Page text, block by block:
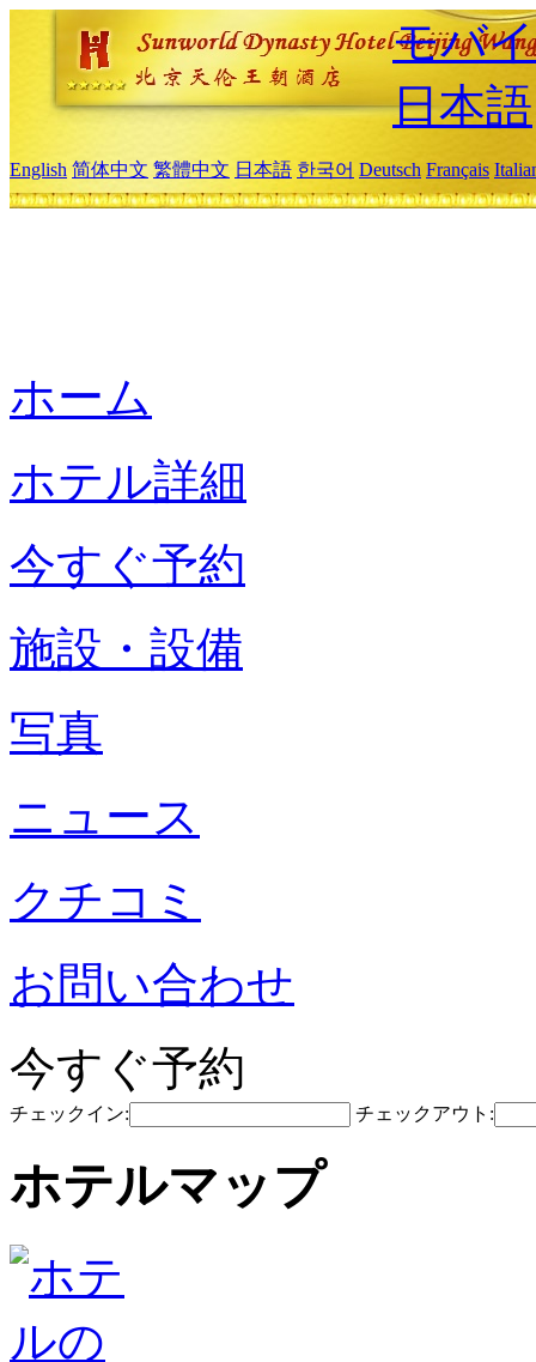
モバ
日本語
English 简体中文 繁體中文 日本語 한국어 Deutsch Français
ホーム
ホテル詳細
今すぐ予約
施設・設備
写真
ニュース
クチコミ
お問い合わせ
今すぐ予約
チェックイン: チェックアウト:
ホテルマップ